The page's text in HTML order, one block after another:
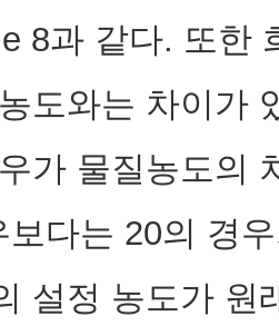
8과 같다. 또한
도와는 차이가
가 물질농도의
다는 20의 경
설정 농도가